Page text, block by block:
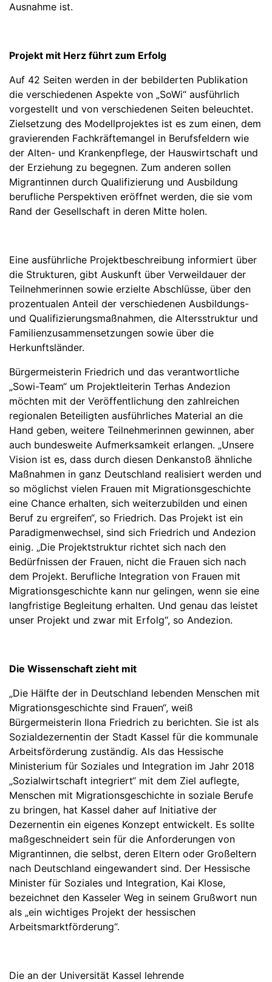
Ausnahme ist.
Projekt mit Herz führt zum Erfolg
Auf 42 Seiten werden in der bebilderten Publikation
die verschiedenen Aspekte von „SoWi“ ausführlich
vorgestellt und von verschiedenen Seiten beleuchtet.
Zielsetzung des Modellprojektes ist es zum einen, dem
gravierenden Fachkräftemangel in Berufsfeldern wie
der Alten- und Krankenpflege, der Hauswirtschaft und
der Erziehung zu begegnen. Zum anderen sollen
Migrantinnen durch Qualifizierung und Ausbildung
berufliche Perspektiven eröffnet werden, die sie vom
Rand der Gesellschaft in deren Mitte holen.
Eine ausführliche Projektbeschreibung informiert über
die Strukturen, gibt Auskunft über Verweildauer der
Teilnehmerinnen sowie erzielte Abschlüsse, über den
prozentualen Anteil der verschiedenen Ausbildungs-
und Qualifizierungsmaßnahmen, die Altersstruktur und
Familienzusammensetzungen sowie über die
Herkunftsländer.
Bürgermeisterin Friedrich und das verantwortliche
„Sowi-Team“ um Projektleiterin Terhas Andezion
möchten mit der Veröffentlichung den zahlreichen
regionalen Beteiligten ausführliches Material an die
Hand geben, weitere Teilnehmerinnen gewinnen, aber
auch bundesweite Aufmerksamkeit erlangen. „Unsere
Vision ist es, dass durch diesen Denkanstoß ähnliche
Maßnahmen in ganz Deutschland realisiert werden und
so möglichst vielen Frauen mit Migrationsgeschichte
eine Chance erhalten, sich weiterzubilden und einen
Beruf zu ergreifen“, so Friedrich. Das Projekt ist ein
Paradigmenwechsel, sind sich Friedrich und Andezion
einig. „Die Projektstruktur richtet sich nach den
Bedürfnissen der Frauen, nicht die Frauen sich nach
dem Projekt. Berufliche Integration von Frauen mit
Migrationsgeschichte kann nur gelingen, wenn sie eine
langfristige Begleitung erhalten. Und genau das leistet
unser Projekt und zwar mit Erfolg“, so Andezion.
Die Wissenschaft zieht mit
„Die Hälfte der in Deutschland lebenden Menschen mit
Migrationsgeschichte sind Frauen“, weiß
Bürgermeisterin Ilona Friedrich zu berichten. Sie ist als
Sozialdezernentin der Stadt Kassel für die kommunale
Arbeitsförderung zuständig. Als das Hessische
Ministerium für Soziales und Integration im Jahr 2018
„Sozialwirtschaft integriert“ mit dem Ziel auflegte,
Menschen mit Migrationsgeschichte in soziale Berufe
zu bringen, hat Kassel daher auf Initiative der
Dezernentin ein eigenes Konzept entwickelt. Es sollte
maßgeschneidert sein für die Anforderungen von
Migrantinnen, die selbst, deren Eltern oder Großeltern
nach Deutschland eingewandert sind. Der Hessische
Minister für Soziales und Integration, Kai Klose,
bezeichnet den Kasseler Weg in seinem Grußwort nun
als „ein wichtiges Projekt der hessischen
Arbeitsmarktförderung“.
Die an der Universität Kassel lehrende